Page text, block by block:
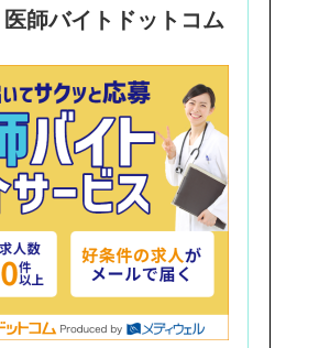
師バイトドットコム